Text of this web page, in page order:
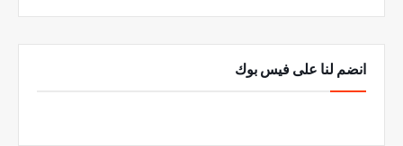
انضم لنا على فيس بوك